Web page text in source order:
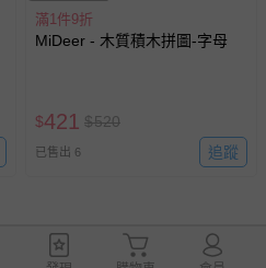
滿1件9折
MiDeer - 木質積木拼圖-字母
$421 $520
已售出 6 追蹤